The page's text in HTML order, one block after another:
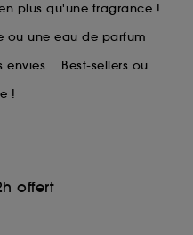
plus qu'une fragrance !
ou une eau de parfum
Best-sellers ou
!
offert